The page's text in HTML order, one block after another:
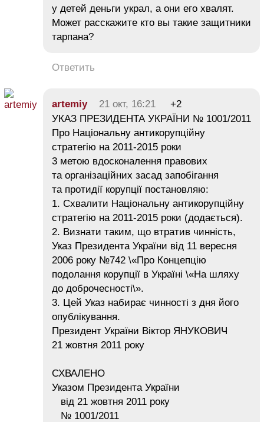
у детей деньги украл, а они его хвалят.
Может расскажите кто вы такие защитники
тарпана?
Ответить
artemiy 21 окт, 16:21
+2
УКАЗ ПРЕЗИДЕНТА УКРАЇНИ № 1001/2011
Про Національну антикорупційну
стратегію на 2011-2015 роки
3 метою вдосконалення правових
та організаційних засад запобігання
та протидії корупції постановляю:
1. Схвалити Національну антикорупційну
стратегію на 2011-2015 роки (додається).
2. Визнати таким, що втратив чинність,
Указ Президента України від 11 вересня
2006 року №742 \«Про Концепцію
подолання корупції в Україні \«На шляху
до доброчесності\».
3. Цей Указ набирає чинності з дня його
опублікування.
Президент України Віктор ЯНУКОВИЧ
21 жовтня 2011 року
СХВАЛЕНО
Указом Президента України
від 21 жовтня 2011 року
№ 1001/2011